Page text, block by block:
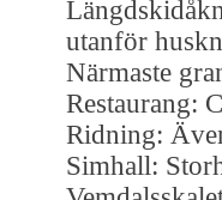
utanför
Närmaste
Restaurang:
Ridning:
Simhall: